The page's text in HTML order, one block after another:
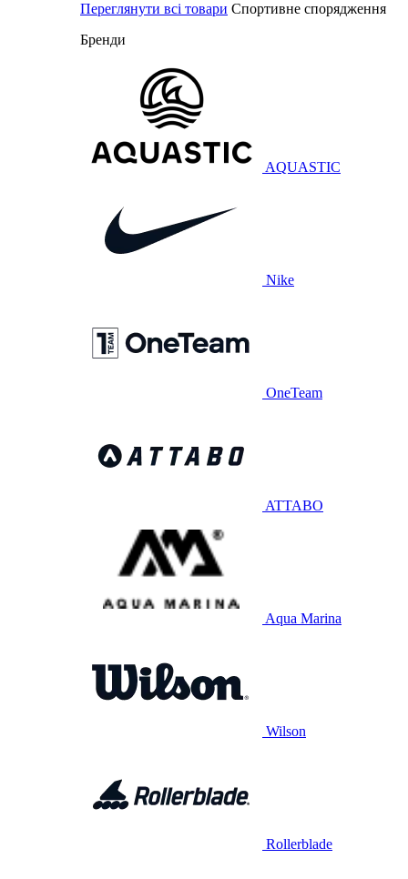
Переглянути всі товари Спортивне спорядження
Бренди
AQUASTIC
Nike
OneTeam
ATTABO
Aqua Marina
Wilson
Rollerblade